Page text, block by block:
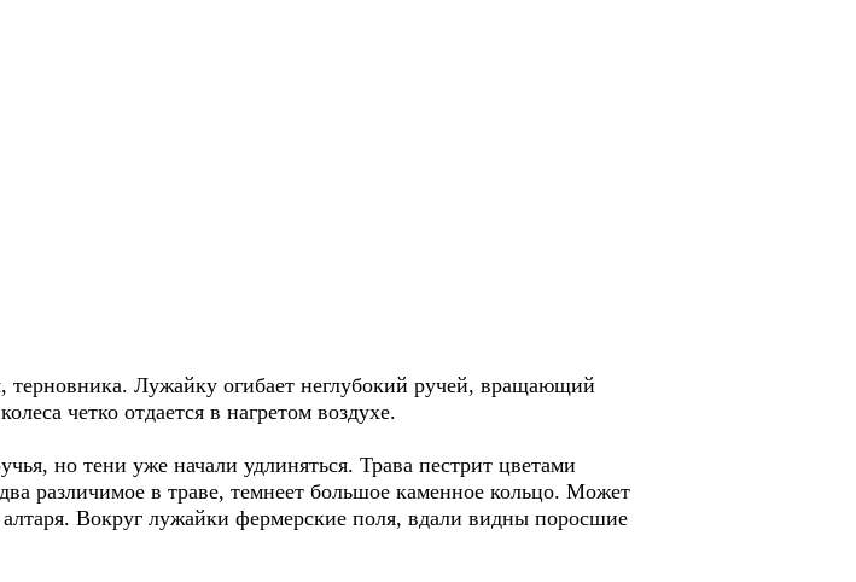
Лужайку огибает неглубокий ручей, вращающий
четко отдается в нагретом воздухе.
но тени уже начали удлиняться. Трава пестрит цветами
различимое в траве, темнеет большое каменное кольцо. Может
Вокруг лужайки фермерские поля, вдали видны поросшие